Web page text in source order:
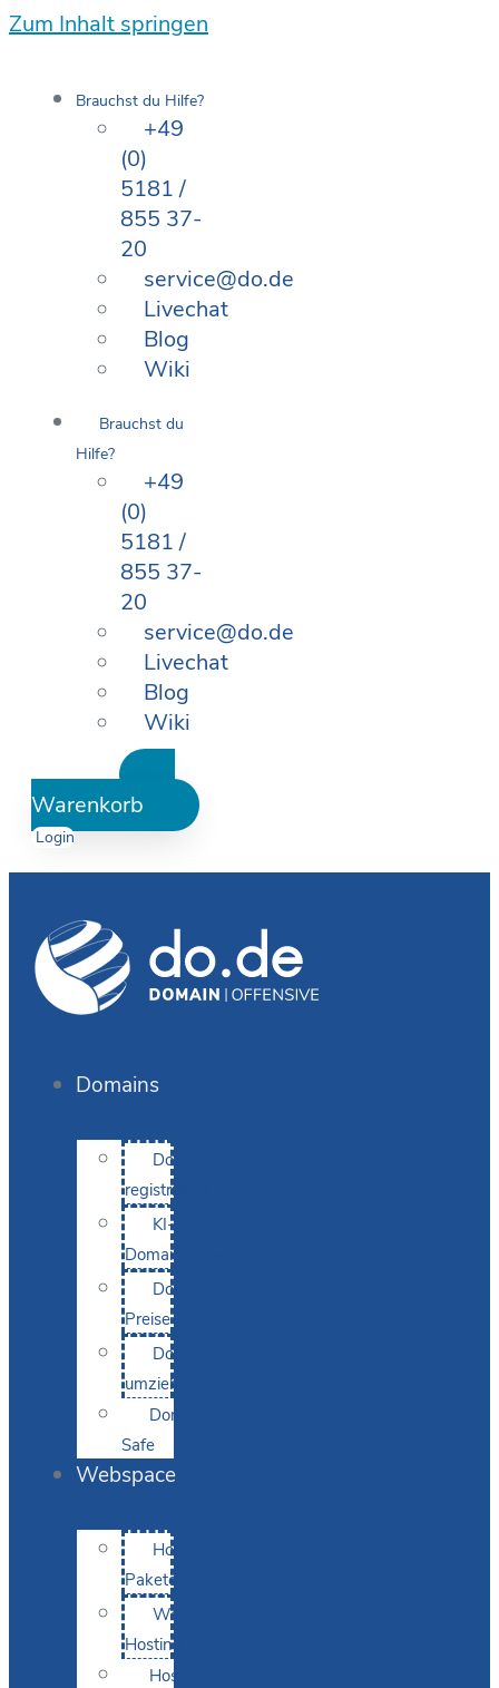
Zum Inhalt springen
Brauchst du Hilfe?
+49
(0)
5181 /
855 37-
20
service@do.de
Livechat
Blog
Wiki
Brauchst du
Hilfe?
+49
(0)
5181 /
855 37-
20
service@do.de
Livechat
Blog
Wiki
Warenkorb
Login
Domains
Domain
registrieren
KI-
Domainsuche
Domain-
Preise
Domain
umziehen
Domain-
Safe
Webspace
Hosting-
Pakete
WordPress
Hosting
Hosting